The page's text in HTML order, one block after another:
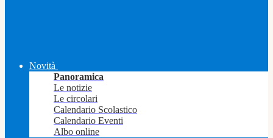
Novità
Panoramica
Le notizie
Le circolari
Calendario Scolastico
Calendario Eventi
Albo online